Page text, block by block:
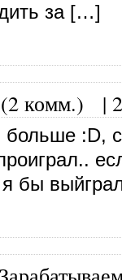
за […]
комм.) |
:D,
бы